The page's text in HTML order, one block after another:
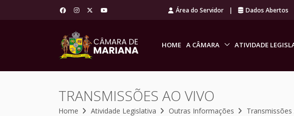
Área do Servidor | Dados Abertos
HOME A CÂMARA ATIVIDADE
TRANSMISSÕES AO VIVO
Home Atividade Legislativa Outras Informações Transmissões